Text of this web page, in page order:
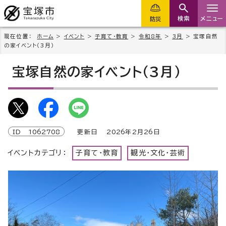
防災 検索 メニュー
現在位置： ホーム > イベント >子育て・教育 > 令和8年 > 3月
> 宝塚自然
の家イベント（3月）
宝塚自然の家イベント（3月）
ID 1062708 更新日 2026年2月 26 日
イベントカテゴリ： 子育て・教育 観光・文化・芸術